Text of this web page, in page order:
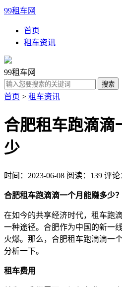
99租车网
首页
租车资讯
99租车网
首页 > 租车资讯
合肥租车跑滴滴
少
时间：2023-06-08 阅读：139 评论
合肥租车跑滴滴一个月能赚多少？
在如今的共享经济时代，租车跑
一种途径。合肥作为中国的新一
火爆。那么，合肥租车跑滴滴一
分析一下。
租车费用